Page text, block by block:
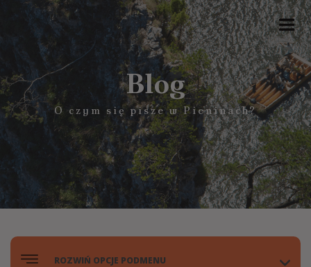
Blog
O czym się pisze w Pieninach?
ROZWIŃ OPCJE PODMENU